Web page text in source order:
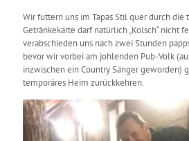
Wir futtern uns im Tapas Stil quer durch die
Getränkekarte darf natürlich „Kolsch“ nicht
verabschieden uns nach zwei Stunden
bevor wir vorbei am johlenden Pub-Volk
inzwischen ein Country Sänger geworden)
temporäres Heim zurückkehren.